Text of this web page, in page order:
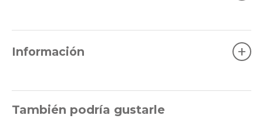
Información +
También podría gustarle